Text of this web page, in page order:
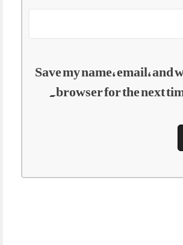
Save my name, email, and
browser for the next